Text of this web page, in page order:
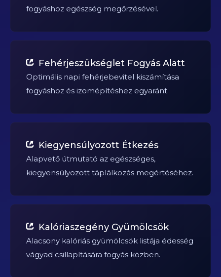
fogyáshoz egészség megőrzésével.
Fehérjeszükséglet Fogyás Alatt
Optimális napi fehérjebevitel kiszámítása
fogyáshoz és izomépítéshez egyaránt.
Kiegyensúlyozott Étkezés
Alapvető útmutató az egészséges,
kiegyensúlyozott táplálkozás megértéséhez.
Kalóriaszegény Gyümölcsök
Alacsony kalóriás gyümölcsök listája édesség
vágyad csillapítására fogyás közben.